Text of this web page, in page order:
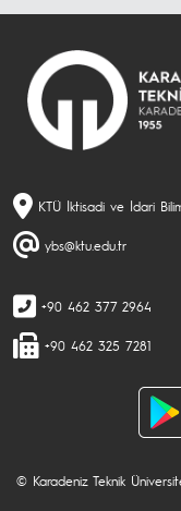
KTÜ İktisadi ve İdari
ybs@ktu.edu.tr
+90 462 377 2964
+90 462 325 7281
© Karadeniz Teknik